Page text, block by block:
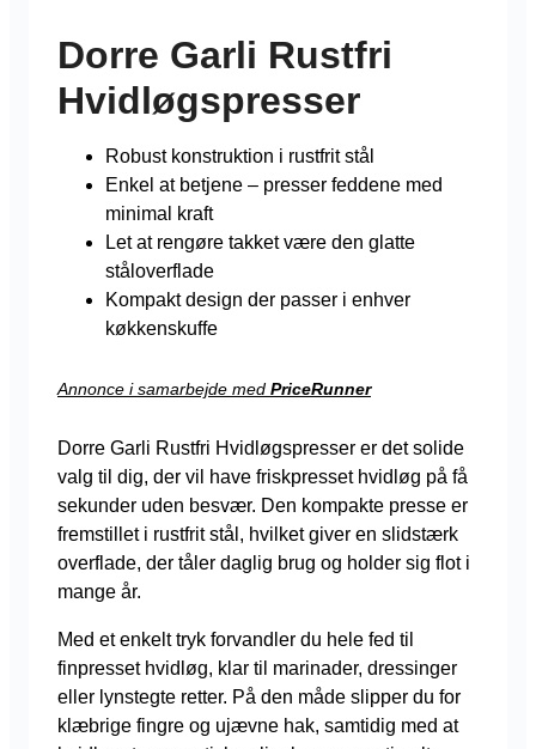
Dorre Garli Rustfri
Hvidløgspresser
Robust konstruktion i rustfrit stål
Enkel at betjene – presser feddene med
minimal kraft
Let at rengøre takket være den glatte
ståloverflade
Kompakt design der passer i enhver
køkkenskuffe
Annonce i samarbejde med PriceRunner
Dorre Garli Rustfri Hvidløgspresser er det solide
valg til dig, der vil have friskpresset hvidløg på få
sekunder uden besvær. Den kompakte presse er
fremstillet i rustfrit stål, hvilket giver en slidstærk
overflade, der tåler daglig brug og holder sig flot i
mange år.
Med et enkelt tryk forvandler du hele fed til
finpresset hvidløg, klar til marinader, dressinger
eller lynstegte retter. På den måde slipper du for
klæbrige fingre og ujævne hak, samtidig med at